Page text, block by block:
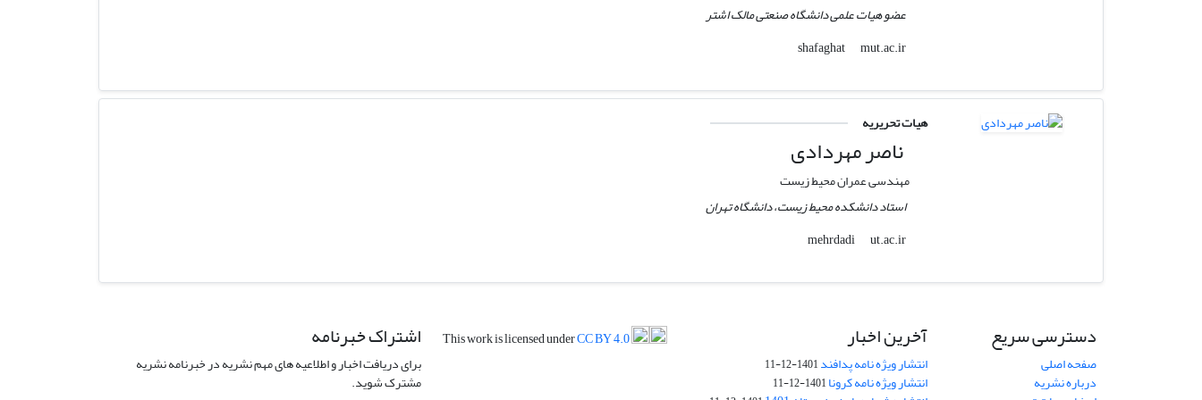
عضو هیات علمی دانشگاه صنعتی مالک اشتر
mut.ac.ir
هیات تحریریه
ناصر مهردادی
مهندسی عمران محیط زیست
استاد دانشکده محیط زیست، دانشگاه تهران
ut.ac.ir
دسترسی سریع
صفحه اصلی
درباره نشریه
آخرین اخبار
انتشار ویژه نامه پدافند1401-12-11
انتشار ویژه نامه کرونا1401-12-11
This work is licensed underCC BY 4.0 اشتراک خبرنامه
برای دریافت اخبار و اطلاعیه های مهم نشریه در خبرنامه نشریه
مشترک شوید.